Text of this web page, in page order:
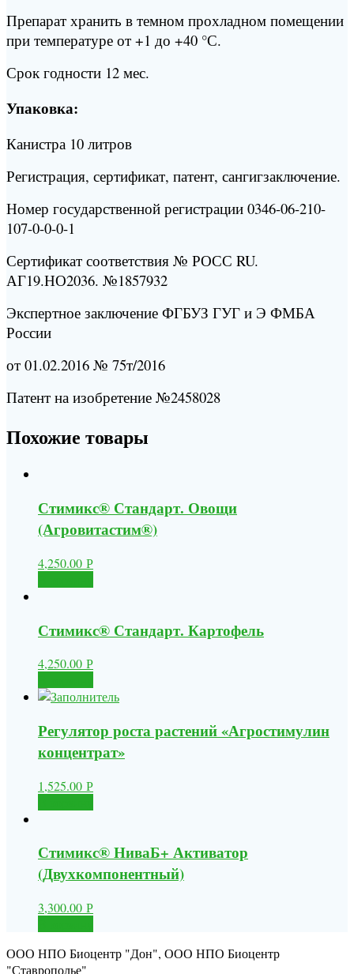
Препарат хранить в темном прохладном помещении
при температуре от +1 до +40 °С.
Срок годности 12 мес.
Упаковка:
Канистра 10 литров
Регистрация, сертификат, патент, сангигзаключение.
Номер государственной регистрации 0346-06-210-
107-0-0-0-1
Сертификат соответствия № РОСС RU.
АГ19.НО2036. №1857932
Экспертное заключение ФГБУЗ ГУГ и Э ФМБА
России
от 01.02.2016 № 75т/2016
Патент на изобретение №2458028
Похожие товары
Стимикс® Стандарт. Овощи
(Агровитастим®)
4,250.00 Р
Стимикс® Стандарт. Картофель
4,250.00 Р
Регулятор роста растений «Агростимулин
концентрат»
1,525.00 Р
Стимикс® НиваБ+ Активатор
(Двухкомпонентный)
3,300.00 Р
ООО НПО Биоцентр "Дон", ООО НПО Биоцентр
"Ставрополье"